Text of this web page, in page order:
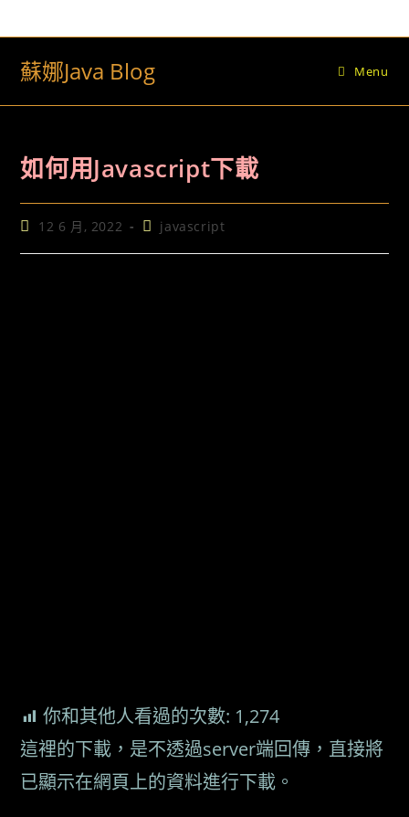
to
content蘇娜Java Blog Menu
如何用Javascript下載
Post12 6 月, 2022
Postjavascript
你和其他人看過的次數: 1,274
這裡的下載，是不透過server端回傳，直接將
已顯示在網頁上的資料進行下載。